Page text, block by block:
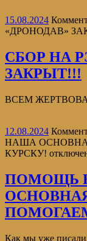
15.08.2024
«ДРОНОДАВ»
СБОР НА
ЗАКРЫТ!!!
ВСЕМ
12.08.2024
НАША
КУРСКУ!
ПОМОЩЬ
Как мы уже